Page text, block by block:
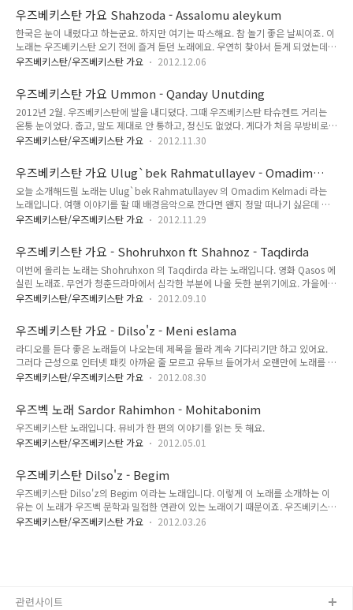
끝낼 때 - Ulug`bek Rahmatullayev - Omadim Kelmadi
(http://zomzom.tistory.com/565) 가운데가 비는데, 여기는 지금 노래를 찾고
있어요. 시장에서 노래 CD를 사왔는데, 노래가 하도 많아서 뭔 노래가 있는지 아직도
모르겠어요. 210곡이 넘는 mp3 파일들이 들어 있어서 선곡은 고사하..
우즈베키스탄 가요 Shahzoda - Assalomu aleykum
한국은 눈이 내렸다고 하는군요. 하지만 여기는 따스해요. 참 놀기 좋은 날씨이죠. 이
노래는 우즈베키스탄 오기 전에 즐겨 듣던 노래에요. 우연히 찾아서 듣게 되었는데
참 우리가 상상하는 '실크로드의 환상'과 잘 맞아떨어져서 즐겨듣곤 했어요. 재미있
뜻이에요. 하지만 가수는 여자에요. 뭔가 좀 안 맞는 듯하죠. 저도 처음에는
shahzoda 가 '공주'라는 뜻인 줄 알았어요. 그런데 몇 번을 확인했으나 shahzoda
는 공주라는 뜻이 아니라 왕자라는 뜻이었어요. 노래 가사는 일종의 경구 비슷한 내
용이에요. 자신을 불행으로부터 지켜달라는 내용이죠. 뮤비도 노래 가사에 맞추어 제
작되었어요. 보면 그냥 쉽게 이해할 수 있..
우즈베키스탄/우즈베키스탄 가요 2012.12.06
우즈베키스탄 가요 Ummon - Qanday Unutding
2012년 2월. 우즈베키스탄에 발을 내디뎠다. 그때 우즈베키스탄 타슈켄트 거리는
온통 눈이었다. 춥고, 말도 제대로 안 통하고, 정신도 없었다. 게다가 처음 무방비로
있는 상태에서 나를 덮쳐온 이 구 소련 특유의 스산함. 내가 오고 싶어서 온 것인데 오
다. 그 중 한 노래를 참 좋게 들었다. Ummon - Qanday Unutding 나는 그때
'Ummon'이라는 그룹이 별 볼 일 없는 평범한 락그룹인줄 알았다. 그런데 나중에 알
고 보니 10대들의 우상이란다. 10대들은 움몬에 푹 빠져 산다고 한다. 그런데 이상하
게 움몬 노래는 이 노래 말고는 내 취향에 없는 노래가 없다... 아마 내 우즈베키스탄
생활을 노래들로 표현하라..
우즈베키스탄/우즈베키스탄 가요 2012.11.30
우즈베키스탄 가요 Ulug`bek Rahmatullayev - Omadim
Kelmadi
오늘 소개해드릴 노래는 Ulug`bek Rahmatullayev 의 Omadim Kelmadi 라는
노래입니다. 여행 이야기를 할 때 배경음악으로 깐다면 왠지 정말 떠나기 싫은데 한
국으로 끌려가는 기분으로 출국할 때? 아니면 좀 나쁜 일 당한 후 바닥에 주저앉아 어
켈마드~' 이래야 어울릴 거 같아요. 아래는 가사입니다. Omadim kelmadi, Sevgi
bobida, Inson goh ojizdur, Hayot oldida, Sevgimga yetolmay, Egildi
boshim, Aylanar bildirmay, ko`zimda yoshim. Sevgimga yetolmay, Egildi
boshim, Ay..
우즈베키스탄/우즈베키스탄 가요 2012.11.29
우즈베키스탄 가요 - Shohruhxon ft Shahnoz - Taqdirda
이번에 올리는 노래는 Shohruhxon 의 Taqdirda 라는 노래입니다. 영화 Qasos 에
실린 노래죠. 무언가 청춘드라마에서 심각한 부분에 나올 듯한 분위기에요. 가을에
듣기 어울리는 노래이기도 하구요. 저도 아직 영화는 못 보았어요. 노래가 마음에 들
째로 올라와 있기는 한데 그것을 돌려보는 것도 무리라서...아마 한국 돌아가서 보고
영화 감상문을 올리지 않을까 생각하고 있어요. 우즈베키스탄은 영화도 많이 찍는답
니다. 만약 우즈베키스탄이나 우즈베크어에 관심이 있으신 분들이시라면 유투브를
뒤져보세요. 영화도 많이 올라와 있고, 노래도 많이 올라와 있답니다.
우즈베키스탄/우즈베키스탄 가요 2012.09.10
우즈베키스탄 가요 - Dilso'z - Meni eslama
라디오를 듣다 좋은 노래들이 나오는데 제목을 몰라 계속 기다리기만 하고 있어요.
그러다 근성으로 인터넷 패킷 아까운 줄 모르고 유투브 들어가서 오랜만에 노래를 뒤
적였어요. 오늘 소개할 우즈베키스탄 노래는 Dilso'z 의 Meni eslama 입니다. 뮤비
벡 색채가 나는 가락이에요. 가사와 가락의 조화가 실제 우즈벡어와 꽤 비슷해요.
우즈베키스탄/우즈베키스탄 가요 2012.08.30
우즈벡 노래 Sardor Rahimhon - Mohitabonim
우즈베키스탄 노래입니다. 뮤비가 한 편의 이야기를 읽는 듯 해요.
우즈베키스탄/우즈베키스탄 가요
2012.05.01
우즈베키스탄 Dilso'z - Begim
우즈베키스탄 Dilso'z의 Begim 이라는 노래입니다. 이렇게 이 노래를 소개하는 이
유는 이 노래가 우즈벡 문학과 밀접한 연관이 있는 노래이기 때문이죠. 우즈베키스탄
에서 가장 최고로 치는 소설은 Abdulla Qodiriy (압둘라 코드리)의 O'tgan kunlar
케차..
우즈베키스탄/우즈베키스탄 가요 2012.03.26
관련사이트